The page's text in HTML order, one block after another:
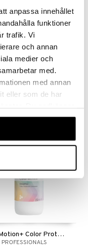
anpassa innehållet
funktioner
trafik. Vi
och annan
medier och
med.
med annan
eller som de har
av vår webbplats.
useana vaihtoehtona
Mask
ColorMotion+ Color Protection Shampoo